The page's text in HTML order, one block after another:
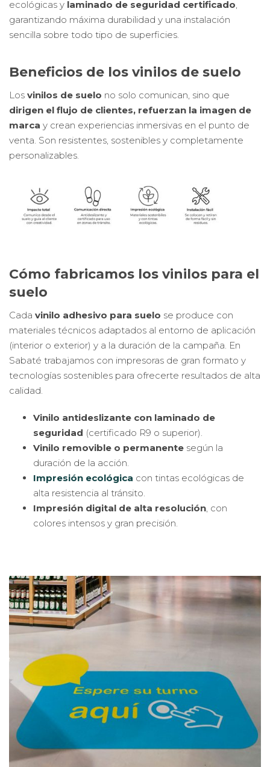
ecológicas y laminado de seguridad certificado
garantizando máxima durabilidad y una instalación
sencilla sobre todo tipo de superficies.
Beneficios de los vinilos de suelo
Los vinilos de suelo no solo comunican, sino que
dirigen el flujo de clientes, refuerzan la imagen de
marca y crean experiencias inmersivas en el punto de
venta. Son resistentes, sostenibles y completamente
personalizables.
Cómo fabricamos los vinilos para el
suelo
Cada vinilo adhesivo para suelo se produce con
materiales técnicos adaptados al entorno de aplicación
(interior o exterior) y a la duración de la campaña. En
Sabaté trabajamos con impresoras de gran formato y
tecnologías sostenibles para ofrecerte resultados de alta
calidad.
Vinilo antideslizante con laminado de
seguridad (certificado R9 o superior).
Vinilo removible o permanente según la
duración de la acción.
Impresión ecológica con tintas ecológicas de
alta resistencia al tránsito.
Impresión digital de alta resolución, con
colores intensos y gran precisión.